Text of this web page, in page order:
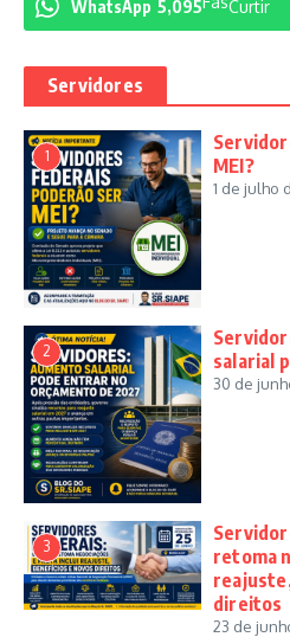
WhatsApp 5,095 Curtir
Servidores
1
MEI?
1 de julho
2
salarial
30 de
3
retoma
direitos
23 de